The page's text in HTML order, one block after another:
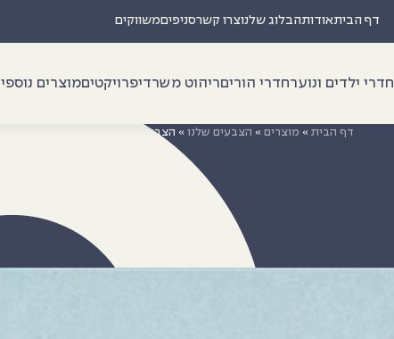
דף הביתאודותהבלוג שלנוצרו קשרסניפיםמשווקים
חדרי ילדים ונוערחדרי הוריםריהוט משרדיפרויקטיםמוצרים
דף הבית » מוצרים » הצבעים שלנו » הצבעים שלנו